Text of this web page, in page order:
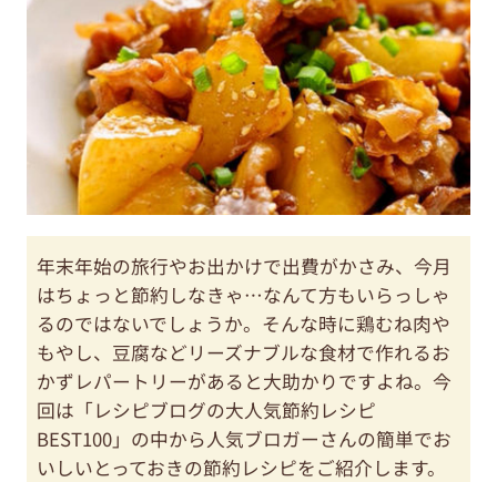
年末年始の旅行やお出かけで出費がかさみ、今月
はちょっと節約しなきゃ…なんて方もいらっしゃ
るのではないでしょうか。そんな時に鶏むね肉や
もやし、豆腐などリーズナブルな食材で作れるお
かずレパートリーがあると大助かりですよね。今
回は「レシピブログの大人気節約レシピ
BEST100」の中から人気ブロガーさんの簡単でお
いしいとっておきの節約レシピをご紹介します。